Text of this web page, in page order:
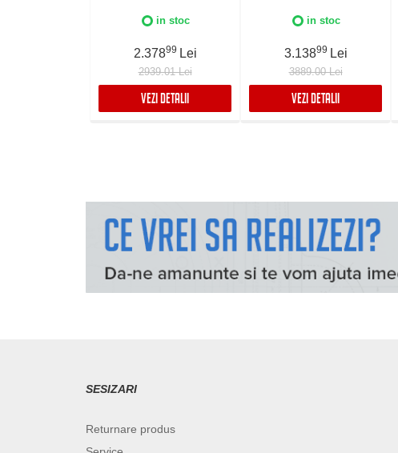
plita si hota Falmec,
5 ani, Neagra
in stoc
2.37899 Lei
2939.01 Lei
VEZI DETALII
si Dimabila, Inox AISI 304
in stoc
3.13899 Lei
3889.00 Lei
VEZI DETALII
SESIZARI
Returnare produs